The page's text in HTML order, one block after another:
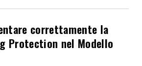
correttamente la
Protection nel Modello